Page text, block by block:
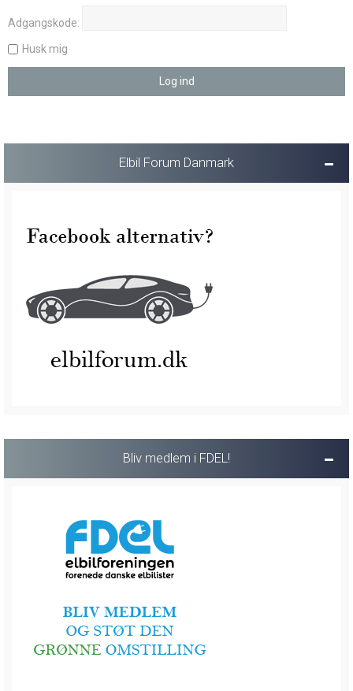
Adgangskode:
Husk mig
Elbil Forum Danmark
Bliv medlem i FDEL!